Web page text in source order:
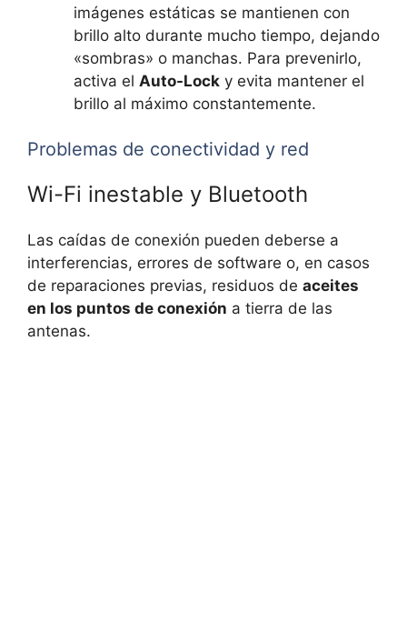
imágenes estáticas se mantienen con
brillo alto durante mucho tiempo, dejando
«sombras» o manchas. Para prevenirlo,
activa el Auto-Lock y evita mantener el
brillo al máximo constantemente.
Problemas de conectividad y red
Wi-Fi inestable y Bluetooth
Las caídas de conexión pueden deberse a
interferencias, errores de software o, en casos
de reparaciones previas, residuos de aceites
en los puntos de conexión a tierra de las
antenas.